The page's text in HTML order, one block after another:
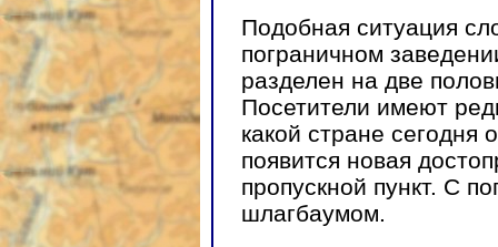
Подобная ситуация
пограничном
разделен на две
Посетители имеют
какой стране сегодня
появится новая
пропускной пункт. С
шлагбаумом.